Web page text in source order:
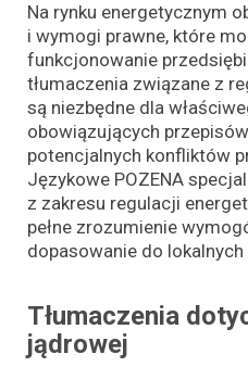
Na rynku energetycznym
i wymogi prawne, które
funkcjonowanie
tłumaczenia związane z
są niezbędne dla
obowiązujących
potencjalnych konfliktów
Językowe POZENA
z zakresu regulacji
pełne zrozumienie
dopasowanie do lokalnych
Tłumaczenia
jądrowej